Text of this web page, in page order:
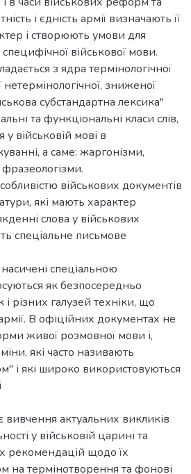
і єдність армії визначають її
і створюють умови для
військової мови.
з ядра термінологічної
зниженої
субстандартна лексика"
та функціональні класи слів,
військовій мові в
а саме: жаргонізми,
фразеологізми.
військових документів
які мають характер
слова у військових
спеціальне письмове
спеціальною
як безпосередньо
і різних галузей техніки, що
В офіційних документах не
живої розмовної мови і,
які часто називають
і які широко використовуються
актуальних викликів
у військовій царині та
рекомендацій щодо їх
на термінотворення та фонові